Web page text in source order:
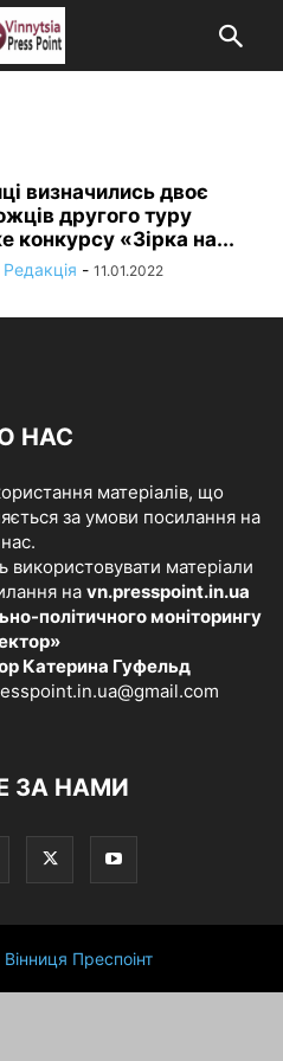
визначились двоє
другого туру
конкурсу «Зірка на...
Редакція - 11.01.2022
НАС
матеріалів, що
за умови посилання на
нас.
матеріали
на vn.presspoint.in.ua
політичного моніторингу
Катерина Гуфельд
ЗА НАМИ
Вінниця Преспоінт